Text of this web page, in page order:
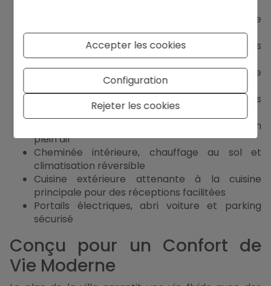
Spacieuse chambre principale avec salle de
bain attenante à l'étage supérieur
Chambres et salles de bains supplémentaires
aux étages inférieur et rez-de-chaussée
Grandes terrasses, y compris une vaste
terrasse principale avec vues sur le Montgó
Piscine d'eau salée avec terrasses
environnantes
Court de pétanque privé pour vos loisirs en
plein air
Cheminée intérieure, chauffage au sol et
climatisation réversible
Cuisine extérieure attenante à la cuisine
principale pour des réceptions facilitées
Portails électriques, abri voiture et parking
sécurisé
Conçu pour un Confort de
Vie Moderne
Accepter les cookies
Configuration
Rejeter les cookies